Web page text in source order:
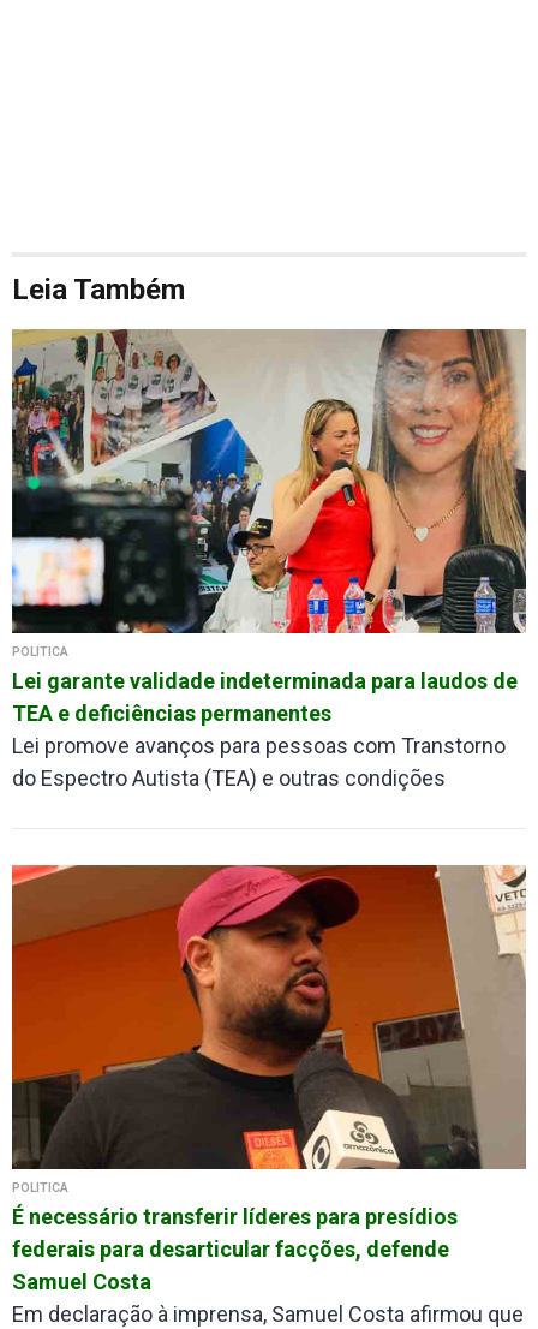
Leia Também
POLÍTICA
Lei garante validade indeterminada para laudos de
TEA e deficiências permanentes
Lei promove avanços para pessoas com Transtorno
do Espectro Autista (TEA) e outras condições
POLÍTICA
É necessário transferir líderes para presídios
federais para desarticular facções, defende
Samuel Costa
Em declaração à imprensa, Samuel Costa afirmou que